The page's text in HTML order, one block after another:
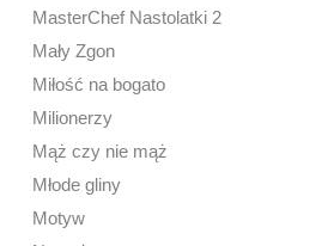
MasterChef Nastolatki 2
Mały Zgon
Miłość na bogato
Milionerzy
Mąż czy nie mąż
Młode gliny
Motyw